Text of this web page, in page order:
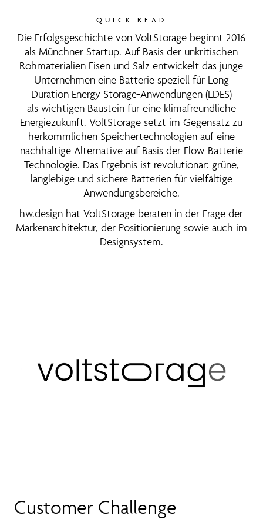
QUICK READ
Die Erfolgsgeschichte von VoltStorage beginnt 2016
als Münchner Startup. Auf Basis der unkritischen
Rohmaterialien Eisen und Salz entwickelt das junge
Unternehmen eine Batterie speziell für Long
Duration Energy Storage-Anwendungen (LDES)
als wichtigen Baustein für eine klimafreundliche
Energiezukunft. VoltStorage setzt im Gegensatz zu
herkömmlichen Speichertechnologien auf eine
nachhaltige Alternative auf Basis der Flow-Batterie
Technologie. Das Ergebnis ist revolutionär: grüne,
langlebige und sichere Batterien für vielfältige
Anwendungsbereiche.
hw.design hat VoltStorage beraten in der Frage der
Markenarchitektur, der Positionierung sowie auch im
Designsystem.
Customer Challenge